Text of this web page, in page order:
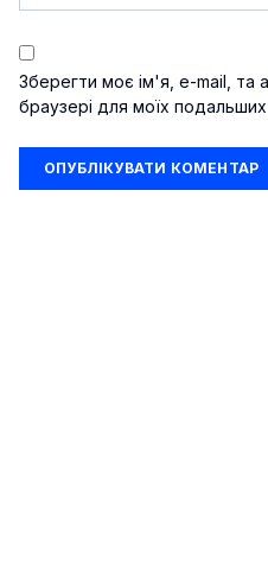
Зберегти моє ім'я, e-mail, та
браузері для моїх